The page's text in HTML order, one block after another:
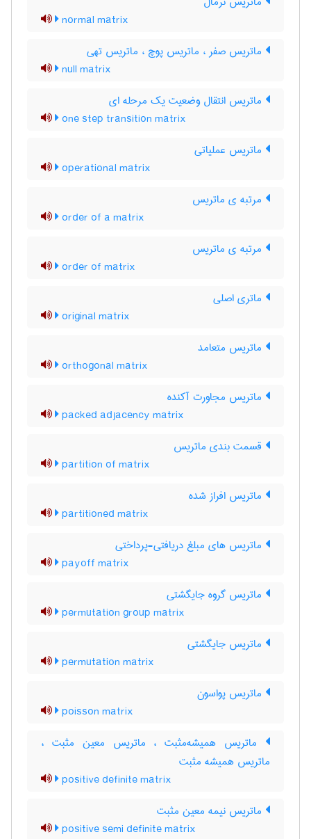
normal matrix
ماتریس صفر ، ماتریس پوچ ، ماتریس تهی
null matrix
ماتریس انتقال وضعیت یک مرحله ای
one step transition matrix
ماتریس عملیاتی
operational matrix
مرتبه ی ماتریس
order of a matrix
مرتبه ی ماتریس
order of matrix
ماتری اصلی
original matrix
ماتریس متعامد
orthogonal matrix
ماتریس مجاورت آکنده
packed adjacency matrix
قسمت بندی ماتریس
partition of matrix
ماتریس افراز شده
partitioned matrix
ماتریس های مبلغ دریافتی-پرداختی
payoff matrix
ماتریس گروه جایگشتی
permutation group matrix
ماتریس جایگشتی
permutation matrix
ماتریس پواسون
poisson matrix
ماتریس همیشه‌مثبت ، ماتریس معین مثبت ،
ماتریس همیشه مثبت
positive definite matrix
ماتریس نیمه معین مثبت
positive semi definite matrix